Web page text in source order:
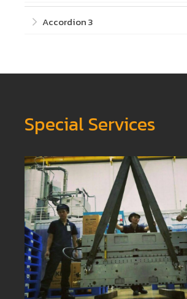
services.
Buy Now
More Info
Accordion 3
Special Services